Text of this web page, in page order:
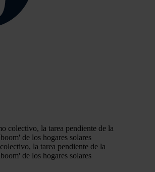
la tarea pendiente de la
de los hogares solares